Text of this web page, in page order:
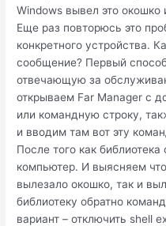
Windows вывел это окошко
Еще раз повторюсь это
конкретного устройства.
сообщение? Первый
отвечающую за
открываем Far Manager с
или командную строку,
и вводим там вот эту
После того как
компьютер. И выясняем
вылезало окошко, так и
библиотеку обратно
вариант – отключить shell